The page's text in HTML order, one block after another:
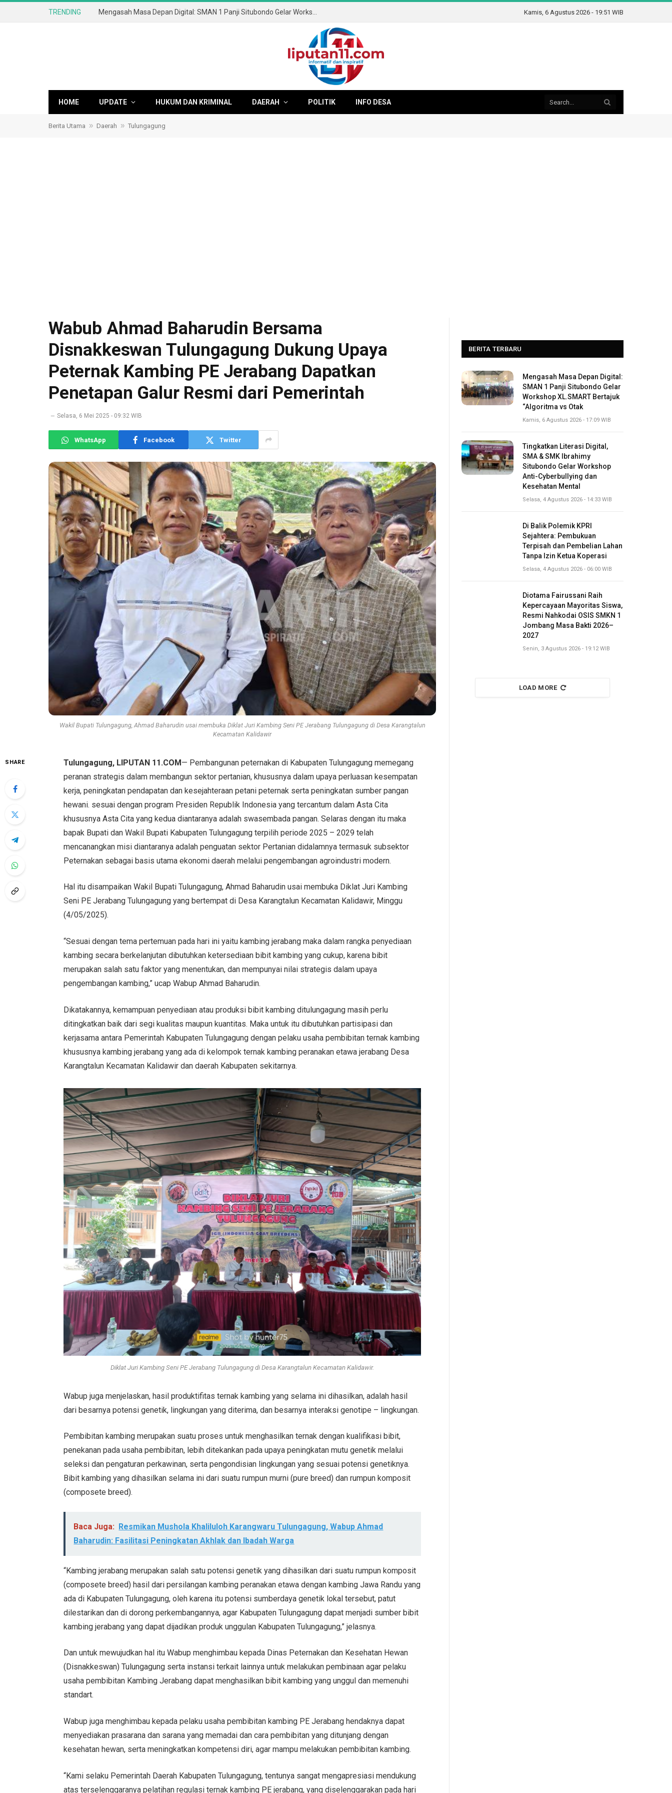
TRENDING Kamis, 6 Agustus 2026 - 19:51 WIB
HOME UPDATE HUKUM DAN KRIMINAL DAERAH POLITIK INFO DESA
Berita Utama » Daerah » Tulungagung
Wabub Ahmad Baharudin Bersama
Disnakkeswan Tulungagung Dukung Upaya
Peternak Kambing PE Jerabang Dapatkan
Penetapan Galur Resmi dari Pemerintah
Selasa, 6 Mei 2025 - 09:32 WIB
WhatsApp Facebook Twitter
Wakil Bupati Tulungagung, Ahmad Baharudin usai membuka Diklat Juri Kambing Seni PE Jerabang Tulungagung di Desa Karangtalun
Kecamatan Kalidawir
SHARE Tulungagung, LIPUTAN 11.COM— Pembangunan peternakan di Kabupaten Tulungagung memegang
peranan strategis dalam membangun sektor pertanian, khususnya dalam upaya perluasan kesempatan
kerja, peningkatan pendapatan dan kesejahteraan petani peternak serta peningkatan sumber pangan
hewani. sesuai dengan program Presiden Republik Indonesia yang tercantum dalam Asta Cita
khususnya Asta Cita yang kedua diantaranya adalah swasembada pangan. Selaras dengan itu maka
bapak Bupati dan Wakil Bupati Kabupaten Tulungagung terpilih periode 2025 – 2029 telah
mencanangkan misi diantaranya adalah penguatan sektor Pertanian didalamnya termasuk subsektor
Peternakan sebagai basis utama ekonomi daerah melalui pengembangan agroindustri modern.
Hal itu disampaikan Wakil Bupati Tulungagung, Ahmad Baharudin usai membuka Diklat Juri Kambing
Seni PE Jerabang Tulungagung yang bertempat di Desa Karangtalun Kecamatan Kalidawir, Minggu
(4/05/2025).
“Sesuai dengan tema pertemuan pada hari ini yaitu kambing jerabang maka dalam rangka penyediaan
kambing secara berkelanjutan dibutuhkan ketersediaan bibit kambing yang cukup, karena bibit
merupakan salah satu faktor yang menentukan, dan mempunyai nilai strategis dalam upaya
pengembangan kambing,” ucap Wabup Ahmad Baharudin.
Dikatakannya, kemampuan penyediaan atau produksi bibit kambing ditulungagung masih perlu
ditingkatkan baik dari segi kualitas maupun kuantitas. Maka untuk itu dibutuhkan partisipasi dan
kerjasama antara Pemerintah Kabupaten Tulungagung dengan pelaku usaha pembibitan ternak kambing
khususnya kambing jerabang yang ada di kelompok ternak kambing peranakan etawa jerabang Desa
Karangtalun Kecamatan Kalidawir dan daerah Kabupaten sekitarnya.
Diklat Juri Kambing Seni PE Jerabang Tulungagung di Desa Karangtalun Kecamatan Kalidawir.
Wabup juga menjelaskan, hasil produktifitas ternak kambing yang selama ini dihasilkan, adalah hasil
dari besarnya potensi genetik, lingkungan yang diterima, dan besarnya interaksi genotipe – lingkungan.
Pembibitan kambing merupakan suatu proses untuk menghasilkan ternak dengan kualifikasi bibit,
penekanan pada usaha pembibitan, lebih ditekankan pada upaya peningkatan mutu genetik melalui
seleksi dan pengaturan perkawinan, serta pengondisian lingkungan yang sesuai potensi genetiknya.
Bibit kambing yang dihasilkan selama ini dari suatu rumpun murni (pure breed) dan rumpun komposit
(composete breed).
Baca Juga: Resmikan Mushola Khaliluloh Karangwaru Tulungagung, Wabup Ahmad
Baharudin: Fasilitasi Peningkatan Akhlak dan Ibadah Warga
“Kambing jerabang merupakan salah satu potensi genetik yang dihasilkan dari suatu rumpun komposit
(composete breed) hasil dari persilangan kambing peranakan etawa dengan kambing Jawa Randu yang
ada di Kabupaten Tulungagung, oleh karena itu potensi sumberdaya genetik lokal tersebut, patut
dilestarikan dan di dorong perkembangannya, agar Kabupaten Tulungagung dapat menjadi sumber bibit
kambing jerabang yang dapat dijadikan produk unggulan Kabupaten Tulungagung,” jelasnya.
Dan untuk mewujudkan hal itu Wabup menghimbau kepada Dinas Peternakan dan Kesehatan Hewan
(Disnakkeswan) Tulungagung serta instansi terkait lainnya untuk melakukan pembinaan agar pelaku
usaha pembibitan Kambing Jerabang dapat menghasilkan bibit kambing yang unggul dan memenuhi
standart.
Wabup juga menghimbau kepada pelaku usaha pembibitan kambing PE Jerabang hendaknya dapat
menyediakan prasarana dan sarana yang memadai dan cara pembibitan yang ditunjang dengan
kesehatan hewan, serta meningkatkan kompetensi diri, agar mampu melakukan pembibitan kambing.
“Kami selaku Pemerintah Daerah Kabupaten Tulungagung, tentunya sangat mengapresiasi mendukung
atas terselenggaranya pelatihan regulasi ternak kambing PE jerabang, yang diselenggarakan pada hari
BERITA TERBARU
Mengasah Masa Depan Digital:
SMAN 1 Panji Situbondo Gelar
Workshop XL.SMART Bertajuk
“Algoritma vs Otak
Kamis, 6 Agustus 2026 - 17:09 WIB
Tingkatkan Literasi Digital,
SMA & SMK Ibrahimy
Situbondo Gelar Workshop
Anti-Cyberbullying dan
Kesehatan Mental
Selasa, 4 Agustus 2026 - 14:33 WIB
Di Balik Polemik KPRI
Sejahtera: Pembukuan
Terpisah dan Pembelian Lahan
Tanpa Izin Ketua Koperasi
Selasa, 4 Agustus 2026 - 06:00 WIB
Diotama Fairussani Raih
Kepercayaan Mayoritas Siswa,
Resmi Nahkodai OSIS SMKN 1
Jombang Masa Bakti 2026–
2027
Senin, 3 Agustus 2026 - 19:12 WIB
LOAD MORE